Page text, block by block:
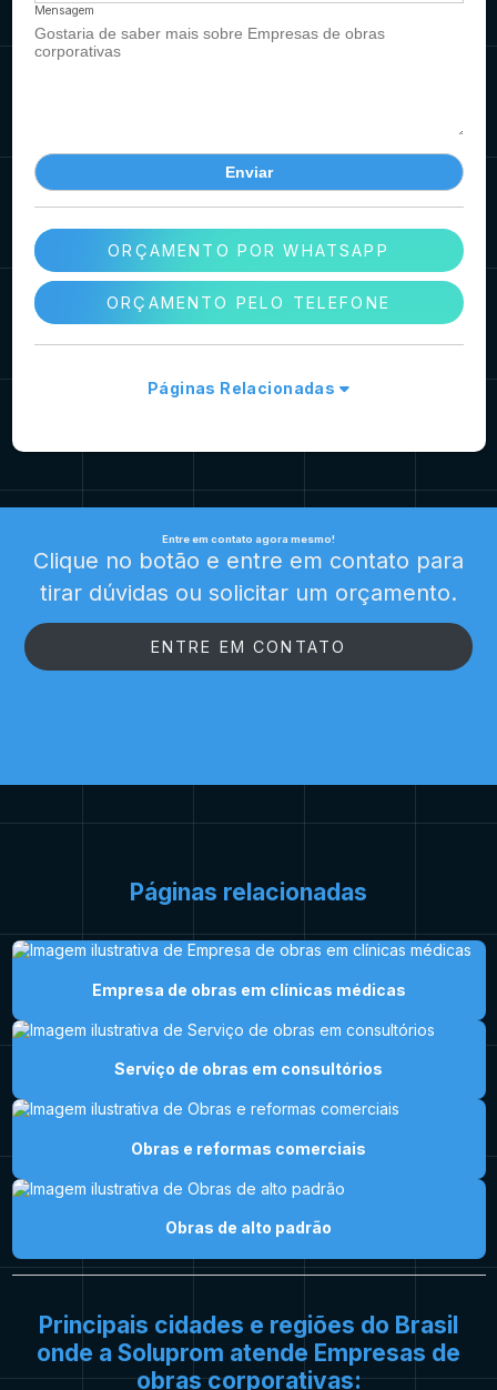
Mensagem
ORÇAMENTO POR WHATSAPP
ORÇAMENTO PELO TELEFONE
Páginas Relacionadas
Entre em contato agora mesmo!
Clique no botão e entre em contato para
tirar dúvidas ou solicitar um orçamento.
ENTRE EM CONTATO
Páginas relacionadas
Empresa de obras em clínicas médicas
Serviço de obras em consultórios
Obras e reformas comerciais
Obras de alto padrão
Principais cidades e regiões do Brasil
onde a Soluprom atende Empresas de
obras corporativas: